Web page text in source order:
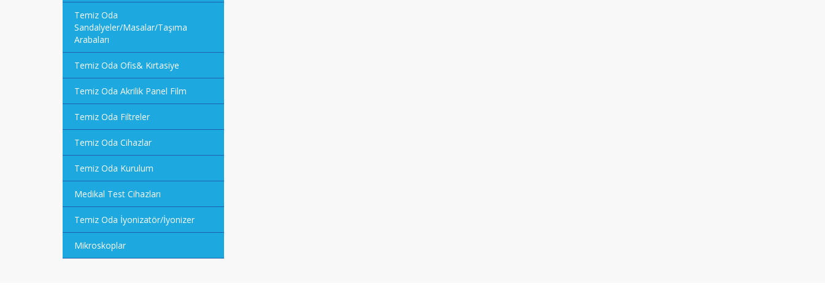
Temiz Oda
Sandalyeler/Masalar/Taşıma
Arabaları
Temiz Oda Ofis& Kırtasiye
Temiz Oda Akrilik Panel Film
Temiz Oda Filtreler
Temiz Oda Cihazlar
Temiz Oda Kurulum
Medikal Test Cihazları
Temiz Oda İyonizatör/İyonizer
Mikroskoplar